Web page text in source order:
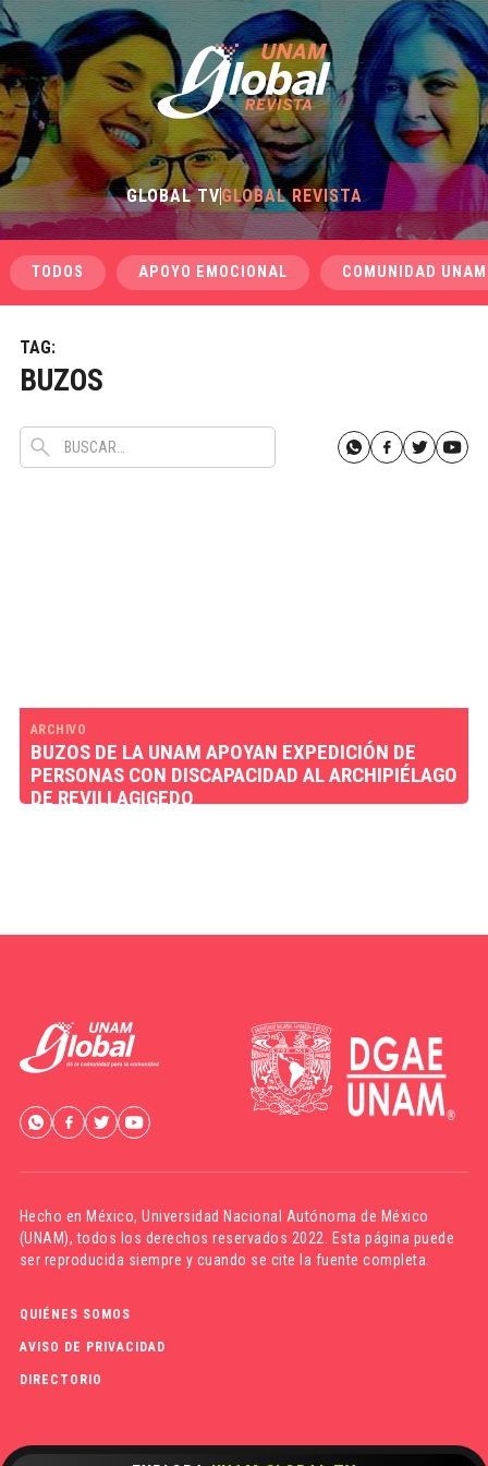
GLOBAL TVGLOBAL REVISTA
TODOS APOYO EMOCIONAL COMUNIDAD UNAM
TAG:
BUZOS
ARCHIVO
BUZOS DE LA UNAM APOYAN EXPEDICIÓN DE
PERSONAS CON DISCAPACIDAD AL ARCHIPIÉLAGO
DE REVILLAGIGEDO
Hecho en México,Universidad Nacional Autónoma de México
(UNAM), todos los derechos reservados 2022. Esta página puede
ser reproducida siempre y cuando se cite la fuente completa.
QUIÉNES SOMOS
AVISO DE PRIVACIDAD
DIRECTORIO